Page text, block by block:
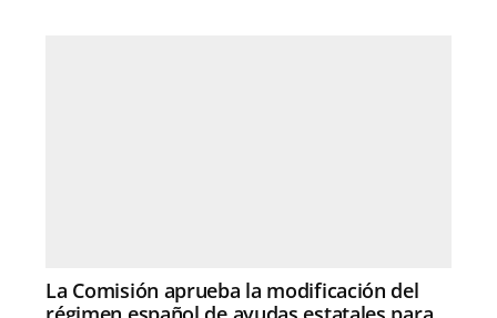
La Comisión aprueba la modificación del